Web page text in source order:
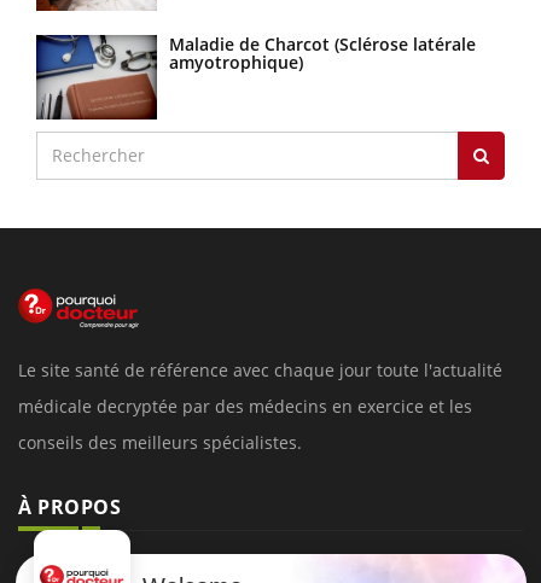
Maladie de Charcot (Sclérose latérale
amyotrophique)
Le site santé de référence avec chaque jour toute l'actualité
médicale decryptée par des médecins en exercice et les
conseils des meilleurs spécialistes.
À PROPOS
Données personnelles et cookies